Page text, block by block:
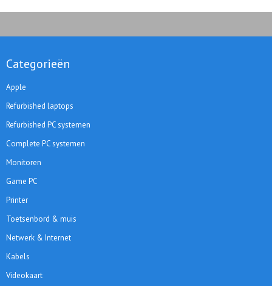
Categorieën
Apple
Refurbished laptops
Refurbished PC systemen
Complete PC systemen
Monitoren
Game PC
Printer
Toetsenbord & muis
Netwerk & Internet
Kabels
Videokaart